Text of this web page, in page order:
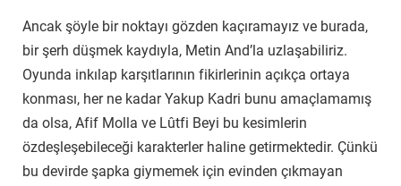
Ancak şöyle bir noktayı gözden kaçıramayız ve burada,
bir şerh düşmek kaydıyla, Metin And’la uzlaşabiliriz.
Oyunda inkılap karşıtlarının fikirlerinin açıkça ortaya
konması, her ne kadar Yakup Kadri bunu amaçlamamış
da olsa, Afif Molla ve Lûtfi Beyi bu kesimlerin
özdeşleşebileceği karakterler haline getirmektedir. Çünkü
bu devirde şapka giymemek için evinden çıkmayan